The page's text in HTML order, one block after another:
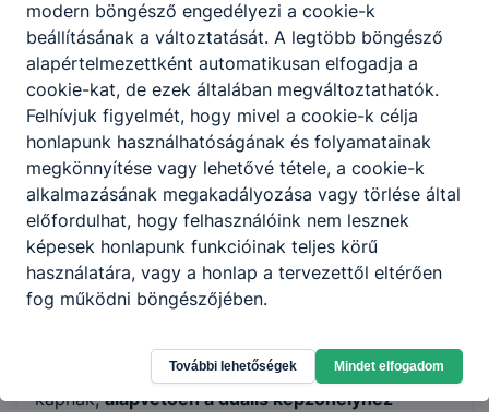
A szakképzés 2020-as átalakítása, az új
jogszabályi keretek komoly lehetőséget
jelentenek a cégek számára, hogy saját kézbe
vegyék a munkaerő-utánpótlást és -képzést. A
szakma elsajátítása 2020 szeptemberétől
munkaviszonyban, szakképzési munkaszerződés
keretében zajlik a duális képzőhelyen.
Ez a változás egyfelől a fiatalkorú tanulók
szakirányú oktatásában jelentkezik, másrészt az
új rendszer erőteljesen támogatja a saját a
dolgozók képzését a szakképzés keretein belül.
munkavállalói jogviszonybanvannak a
duális képzőhelyen, munkabért
kapnak,alapvetően a duális képzőhelyhez
modern böngésző engedélyezi a cookie-k
beállításának a változtatását. A legtöbb böngésző
alapértelmezettként automatikusan elfogadja a
cookie-kat, de ezek általában megváltoztathatók.
Felhívjuk figyelmét, hogy mivel a cookie-k célja
honlapunk használhatóságának és folyamatainak
megkönnyítése vagy lehetővé tétele, a cookie-k
alkalmazásának megakadályozása vagy törlése által
előfordulhat, hogy felhasználóink nem lesznek
képesek honlapunk funkcióinak teljes körű
használatára, vagy a honlap a tervezettől eltérően
fog működni böngészőjében.
További lehetőségek Mindet elfogadom